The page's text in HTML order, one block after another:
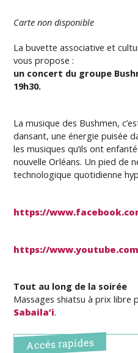
Carte non disponible
La buvette associative et
vous propose :
un concert du groupe
19h30.
La musique des Bushmen,
dansant, une énergie puisée
les musiques qu’ils ont
nouvelle Orléans. Un pied de
technologique quotidienne
https://
https://
Tout au long de la soirée
Massages shiatsu à prix libre
Sabaila’i.
Accés rapides